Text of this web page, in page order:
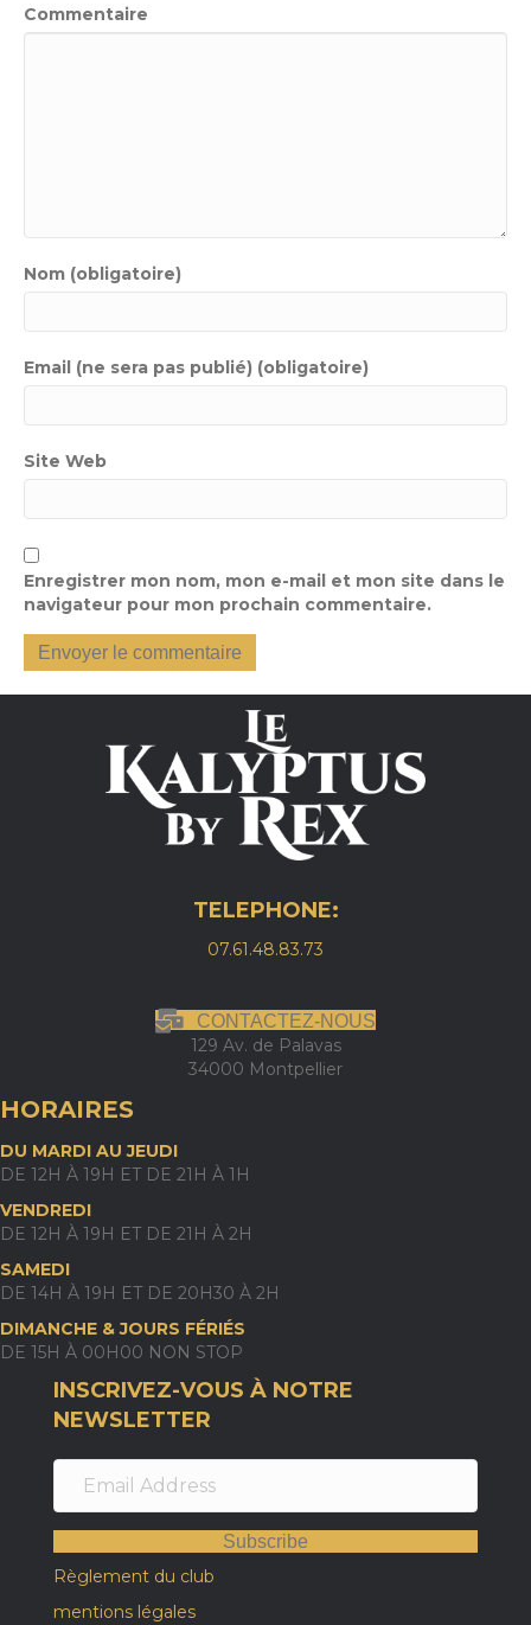
Commentaire
Nom (obligatoire)
Email (ne sera pas publié) (obligatoire)
Site Web
Enregistrer mon nom, mon e-mail et mon site dans le
navigateur pour mon prochain commentaire.
TELEPHONE:
07.61.48.83.73
CONTACTEZ-NOUS
129 Av. de Palavas
34000 Montpellier
HORAIRES
DU MARDI AU JEUDI
DE 12H À 19H ET DE 21H À 1H
VENDREDI
DE 12H À 19H ET DE 21H À 2H
SAMEDI
DE 14H À 19H ET DE 20H30 À 2H
DIMANCHE & JOURS FÉRIÉS
DE 15H À 00H00 NON STOP
INSCRIVEZ-VOUS À NOTRE
NEWSLETTER
Subscribe
Règlement du club
mentions légales